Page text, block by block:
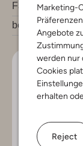
Marketing-
Angebote
werden nur
Cookies
erhalten
Reject
Fashion News
bei Omoda
Lass
Bleib auf
Newsletter
Wert von €150.